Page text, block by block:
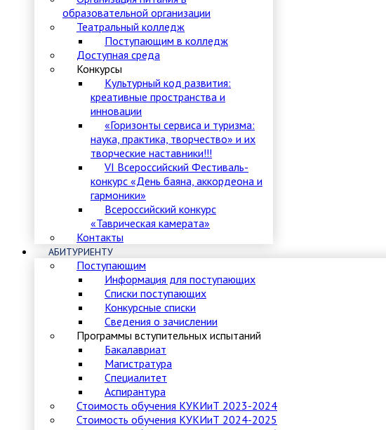
образовательной организации
Театральный колледж
Поступающим в колледж
Доступная среда
Конкурсы
Культурный код развития:
креативные пространства и
инновации
«Горизонты сервиса и туризма:
наука, практика, творчество» и их
творческие наставники!!!
VI Всероссийский Фестиваль-
конкурс «День баяна, аккордеона и
гармоники»
Всероссийский конкурс
«Таврическая камерата»
Контакты
АБИТУРИЕНТУ
Поступающим
Информация для поступающих
Списки поступающих
Конкурсные списки
Сведения о зачислении
Программы вступительных испытаний
Бакалавриат
Магистратура
Специалитет
Аспирантура
Стоимость обучения КУКИиТ 2023-2024
Стоимость обучения КУКИиТ 2024-2025